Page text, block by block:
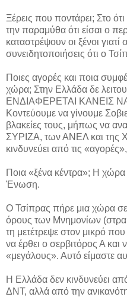
Ξέρεις που ποντάρει; Στο
την παραμύθα ότι είσαι ο
καταστρέψουν οι ξένοι
συνειδητοποιήσεις ότι ο
Ποιες αγορές και ποια
χώρα; Στην Ελλάδα δε
ΕΝΔΙΑΦΕΡΕΤΑΙ ΚΑΝΕΙΣ
Κοντεύουμε να γίνουμε
βλακείες τους, μήπως να
ΣΥΡΙΖΑ, των ΑΝΕΛ και της
κινδυνεύει από τις
Ποια «ξένα κέντρα»; Η
Ένωση.
Ο Τσίπρας πήρε μια χώρα
όρους των Μνημονίων
τη μετέτρεψε στον μικρό
να έρθει ο σερβιτόρος Α
«μεγάλους». Αυτό είμαστε
Η Ελλάδα δεν κινδυνεύει
ΔΝΤ, αλλά από την